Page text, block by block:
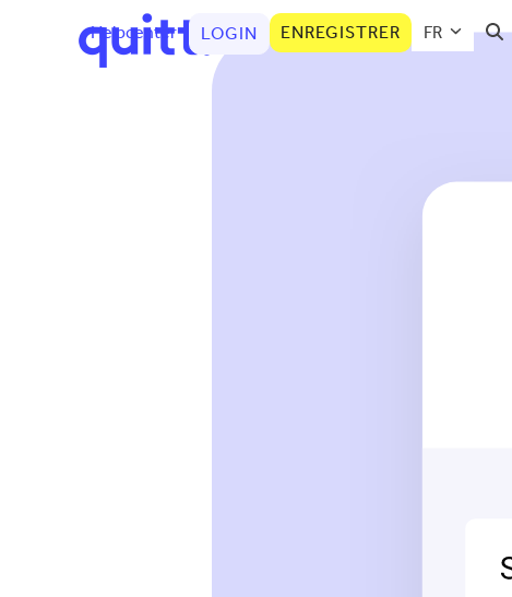
Helpcenter LOGIN ENREGISTRER FR